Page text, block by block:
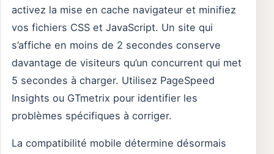
activez la mise en cache navigateur et minifiez
vos fichiers CSS et JavaScript. Un site qui
s’affiche en moins de 2 secondes conserve
davantage de visiteurs qu’un concurrent qui met
5 secondes à charger. Utilisez PageSpeed
Insights ou GTmetrix pour identifier les
problèmes spécifiques à corriger.
La compatibilité mobile détermine désormais